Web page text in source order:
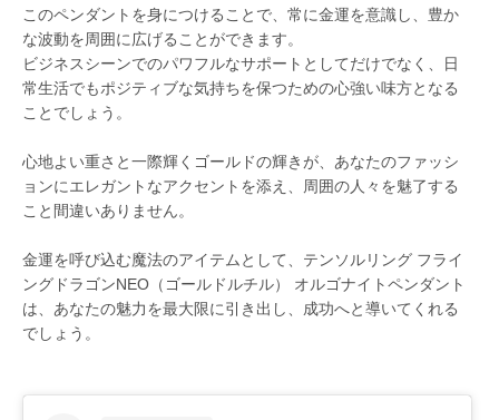
このペンダントを身につけることで、常に金運を意識し、豊か
な波動を周囲に広げることができます。
ビジネスシーンでのパワフルなサポートとしてだけでなく、日
常生活でもポジティブな気持ちを保つための心強い味方となる
ことでしょう。
心地よい重さと一際輝くゴールドの輝きが、あなたのファッシ
ョンにエレガントなアクセントを添え、周囲の人々を魅了する
こと間違いありません。
金運を呼び込む魔法のアイテムとして、テンソルリング フライ
ングドラゴンNEO（ゴールドルチル） オルゴナイトペンダント
は、あなたの魅力を最大限に引き出し、成功へと導いてくれる
でしょう。